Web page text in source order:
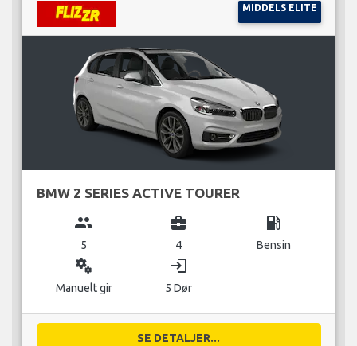
MIDDELS ELITE
BMW 2 SERIES ACTIVE TOURER
group
5
business_center
4
local_gas_station
Bensin
miscellaneous_services
Manuelt gir
login
5 Dør
SE DETALJER...